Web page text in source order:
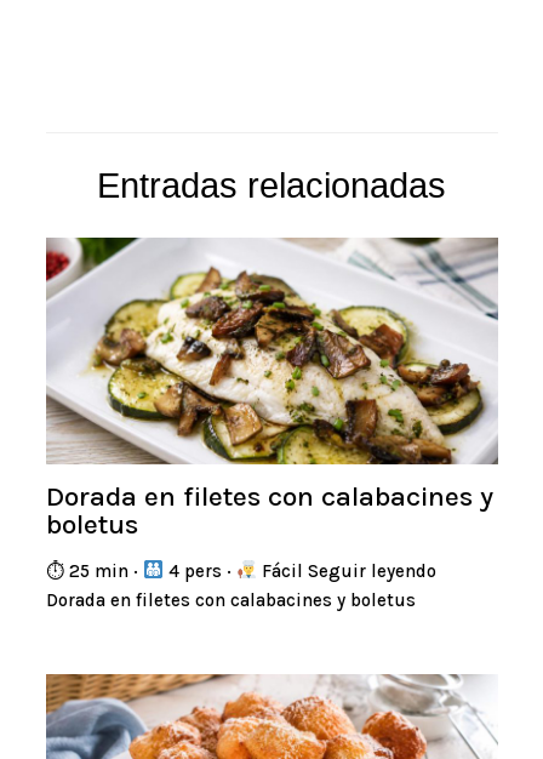
Entradas relacionadas
Dorada en filetes con calabacines y
boletus
⏱ 25 min · 4 pers ·
Fácil Seguir leyendo
Dorada en filetes con calabacines y boletus